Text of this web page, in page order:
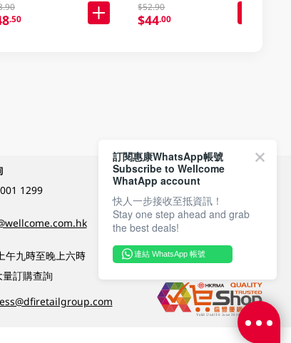
.50
$52.90
$44.00
1299
午九時至晚上六時
訂購查詢
付款方式
關注我們
訂閱惠康WhatsApp帳號
Subscribe to Wellcome
WhatApp account
快人一步接收至抵資訊！
Stay one step ahead and grab
the best deals!
連結 WhatsApp 帳號